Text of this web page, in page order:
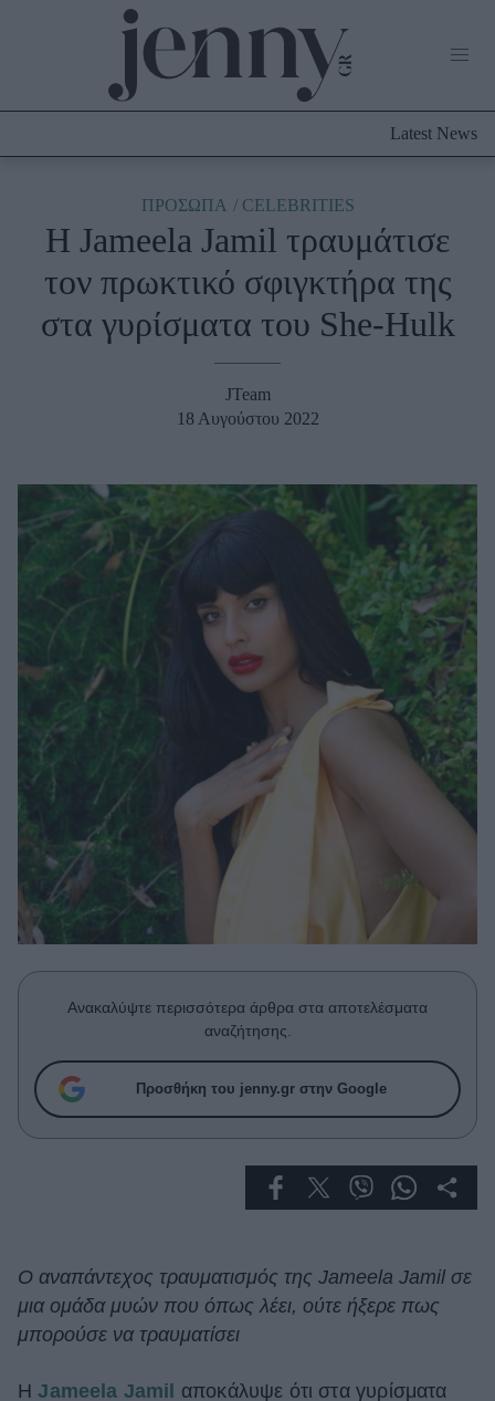
Culture
Fashion
Shopping
Styling Tips
Fashion News
Μαλλιά - Νύχια
Μακιγιάζ
Beauty News
Well being
Υγεία + Διατροφή
Σχέσεις & Σεξ
Fitness
Woman Power
Parenting
Working Girl
Real Women
Πρόσωπα
Celebrities
True Stories
Ask the Guru
Success Stories
Living
Deco
Green
Latest News
ΠΡΟΣΩΠΑ CELEBRITIES
H Jameela Jamil τραυμάτισε
τον πρωκτικό σφιγκτήρα της
στα γυρίσματα του She-Hulk
JTeam
18 Αυγούστου 2022
Ανακαλύψτε περισσότερα άρθρα στα αποτελέσματα
αναζήτησης.
Προσθήκη του jenny.gr στην Google
Ο αναπάντεχος τραυματισμός της Jameela Jamil σε
μια ομάδα μυών που όπως λέει, ούτε ήξερε πως
μπορούσε να τραυματίσει
HJameela Jamil αποκάλυψε ότι στα γυρίσματα